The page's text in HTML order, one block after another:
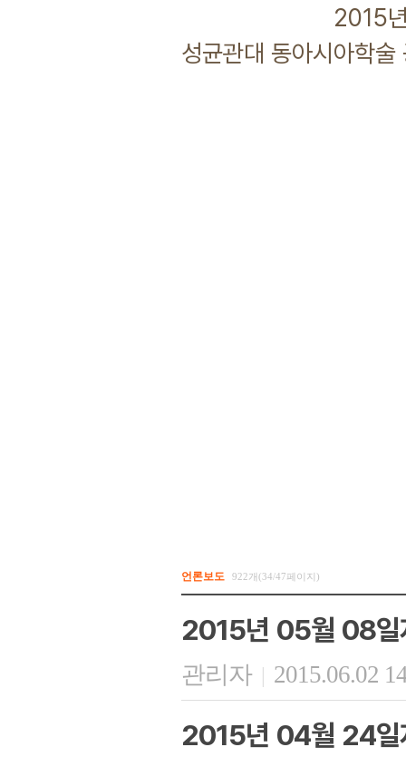
2015년 02월
성균관대 동아시아학
언론보도 922개(34/47페이지)
2015년 05월 08일
관리자 | 2015.06.02
2015년 04월 24일